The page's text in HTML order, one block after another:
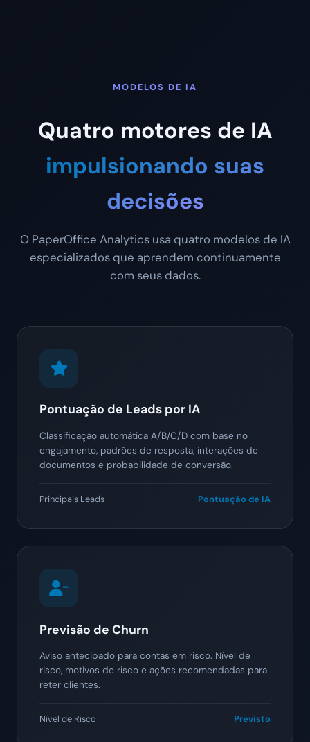
MODELOS DE IA
Quatro motores de IA
impulsionando suas
decisões
O PaperOffice Analytics usa quatro modelos de IA
especializados que aprendem continuamente
com seus dados.
Pontuação de Leads por IA
Classificação automática A/B/C/D com base no
engajamento, padrões de resposta, interações de
documentos e probabilidade de conversão.
Principais Leads Pontuação de IA
Previsão de Churn
Aviso antecipado para contas em risco. Nível de
risco, motivos de risco e ações recomendadas para
reter clientes.
Nível de Risco Previsto